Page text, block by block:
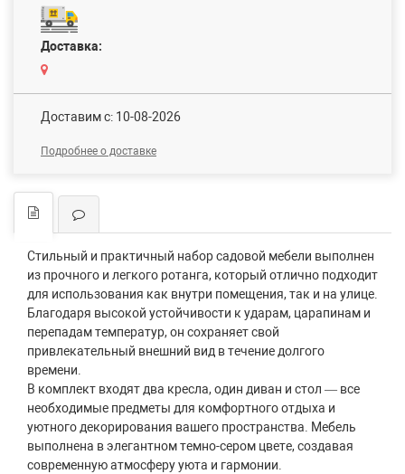
Доставка:
Доставим c: 10-08-2026
Подробнее о доставке
Стильный и практичный набор садовой мебели выполнен
из прочного и легкого ротанга, который отлично подходит
для использования как внутри помещения, так и на улице.
Благодаря высокой устойчивости к ударам, царапинам и
перепадам температур, он сохраняет свой
привлекательный внешний вид в течение долгого
времени.
В комплект входят два кресла, один диван и стол — все
необходимые предметы для комфортного отдыха и
уютного декорирования вашего пространства. Мебель
выполнена в элегантном темно-сером цвете, создавая
современную атмосферу уюта и гармонии.